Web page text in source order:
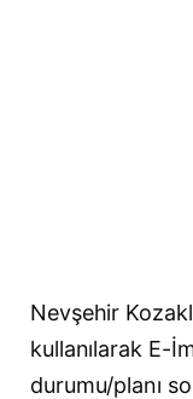
Nevşehir
kullanılarak E-
durumu/planı